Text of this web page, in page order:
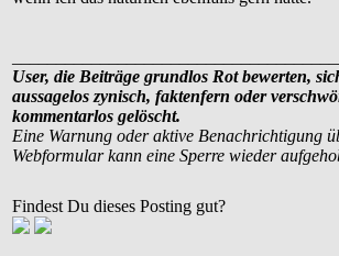
User, die Beiträge grundlos Rot bewerten,
aussagelos zynisch, faktenfern oder
kommentarlos gelöscht.
Eine Warnung oder aktive Benachrichtigung
Webformular kann eine Sperre wieder
Findest Du dieses Posting gut?